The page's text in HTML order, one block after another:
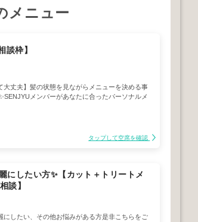
メニュー
談枠】
大丈夫】髪の状態を見ながらメニューを決める事
メンバーがあなたに合ったパーソナルメ
タップして空席を確認
にしたい方✨【カット＋トリートメ
談】
にしたい、その他お悩みがある方是非こちらをご